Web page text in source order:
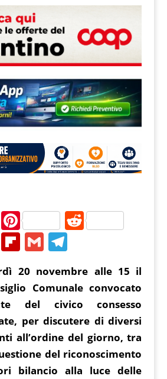
Pi
nt
er
e
st
R
di
t
o
Fl
b
o
ar
d
G
ai
l
T
el
e
gr
a
m
20 novembre alle 15 il
Comunale convocato
del civico consesso
per discutere di diversi
all’ordine del giorno, tra
del riconoscimento
bilancio alla luce delle